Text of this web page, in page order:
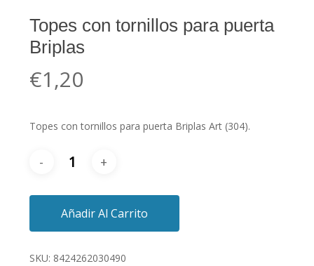
Topes con tornillos para puerta
Briplas
€1,20
Topes con tornillos para puerta Briplas Art (304).
Añadir Al Carrito
SKU: 8424262030490